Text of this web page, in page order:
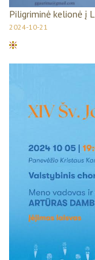
Piligriminė kelionė į
2024-10-21